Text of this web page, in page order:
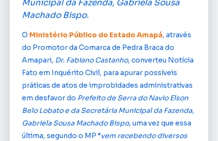
Municipal da Fazenda, Gabriela Sousa
Machado Bispo.
O Ministério Público do Estado Amapá, através
do Promotor da Comarca de Pedra Braca do
Amapari, Dr. Fabiano Castanho, converteu Notícia
Fato em Inquérito Civil, para apurar possíveis
práticas de atos de improbidades administrativas
em desfavor do Prefeito de Serra do Navio Elson
Belo Lobato e da Secretária Municipal da Fazenda,
Gabriela Sousa Machado Bispo, uma vez que essa
última, segundo o MP “vem recebendo diversos